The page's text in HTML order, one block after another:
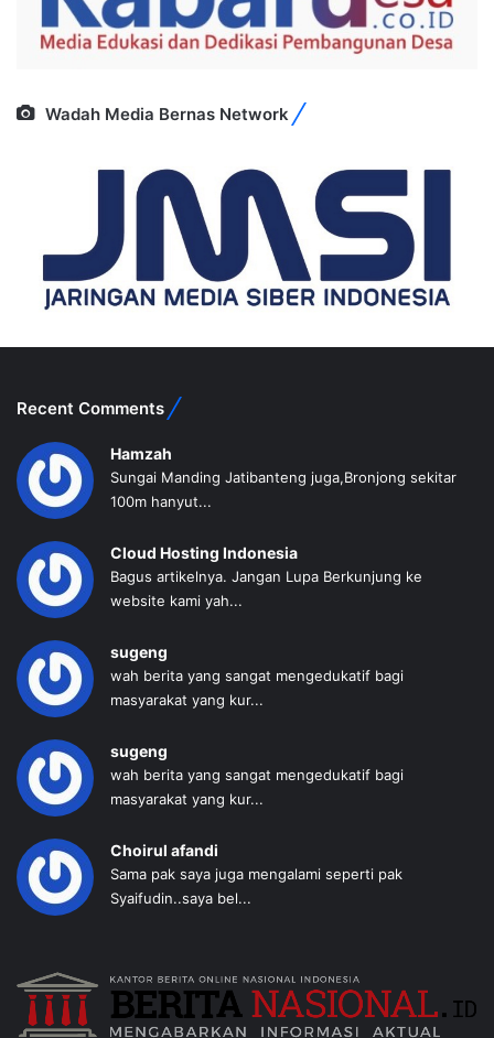
Wadah Media Bernas Network
Recent Comments
Hamzah
Sungai Manding Jatibanteng juga,Bronjong sekitar
100m hanyut...
Cloud Hosting Indonesia
Bagus artikelnya. Jangan Lupa Berkunjung ke
website kami yah...
sugeng
wah berita yang sangat mengedukatif bagi
masyarakat yang kur...
sugeng
wah berita yang sangat mengedukatif bagi
masyarakat yang kur...
Choirul afandi
Sama pak saya juga mengalami seperti pak
Syaifudin..saya bel...